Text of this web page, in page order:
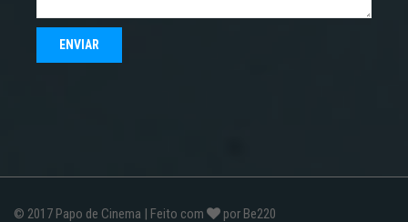
© 2017 Papo de Cinema | Feito com por Be220